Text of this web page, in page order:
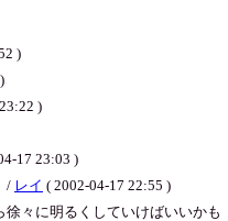
)
)
17 23:03 )
/ レイ ( 2002-04-17 22:55 )
徐々に明るくしていけばいいか